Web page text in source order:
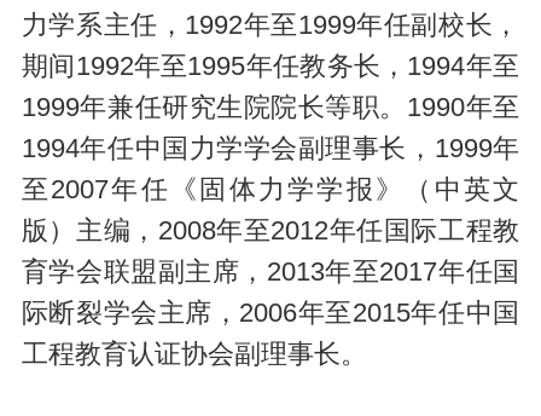
力学系主任，1992年至1999年任副校长，
期间1992年至1995年任教务长，1994年至
1999年兼任研究生院院长等职。1990年至
1994年任中国力学学会副理事长，1999年
至2007年任《固体力学学报》（中英文
版）主编，2008年至2012年任国际工程教
育学会联盟副主席，2013年至2017年任国
际断裂学会主席，2006年至2015年任中国
工程教育认证协会副理事长。